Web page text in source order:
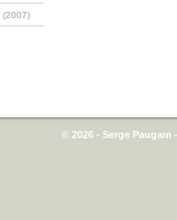
(2007)
© 2026 - Serge